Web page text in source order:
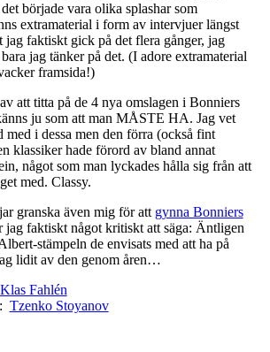
började vara olika splashar som
extramaterial i form av intervjuer längst
jag faktiskt gick på det flera gånger, jag
jag tänker på det. (I adore extramaterial
framsida!)
att titta på de 4 nya omslagen i Bonniers
ju som att man MÅSTE HA. Jag vet
med i dessa men den förra (också fint
klassiker hade förord av bland annat
något som man lyckades hålla sig från att
med. Classy.
granska även mig för att gynna Bonniers
jag faktiskt något kritiskt att säga: Äntligen
stämpeln de envisats med att ha på
lidit av den genom åren…
Klas Fahlén
Tzenko Stoyanov